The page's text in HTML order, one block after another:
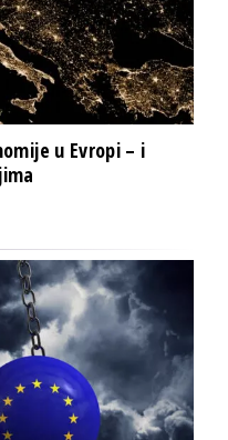
u Evropi – i